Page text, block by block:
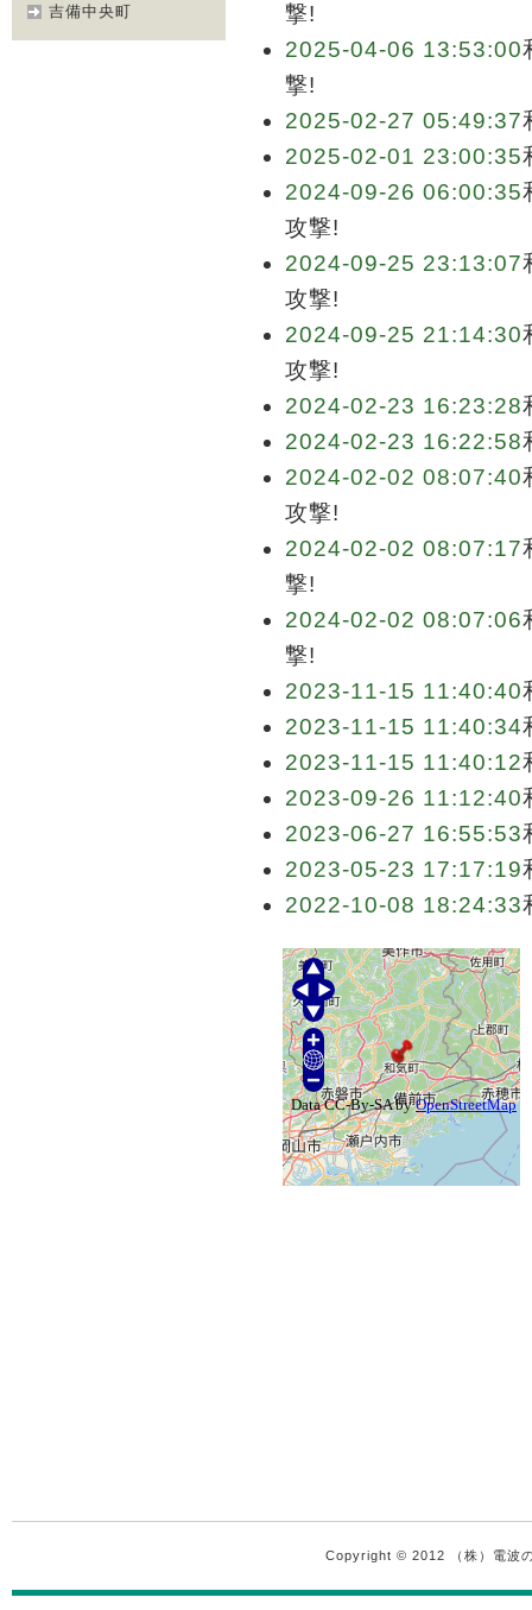
吉備中央町
撃!
2025-04-06 13:53:00
撃!
2025-02-27 05:49:37
2025-02-01 23:00:35
2024-09-26 06:00:35
攻撃!
2024-09-25 23:13:07
攻撃!
2024-09-25 21:14:30
攻撃!
2024-02-23 16:23:28
2024-02-23 16:22:58
2024-02-02 08:07:40
攻撃!
2024-02-02 08:07:17
撃!
2024-02-02 08:07:06
撃!
2023-11-15 11:40:40
2023-11-15 11:40:34
2023-11-15 11:40:12
2023-09-26 11:12:40
2023-06-27 16:55:53
2023-05-23 17:17:19
2022-10-08 18:24:33
Copyright © 2012 （株）電波